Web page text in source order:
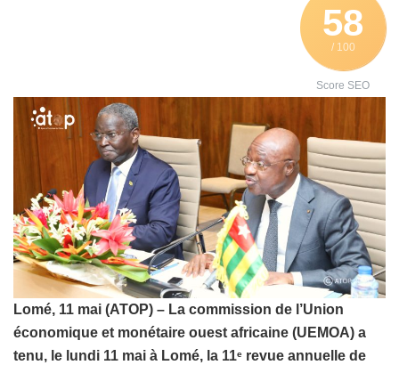
58
/ 100
Score SEO
Lomé, 11 mai (ATOP) – La commission de l’Union
économique et monétaire ouest africaine (UEMOA) a
tenu, le lundi 11 mai à Lomé, la 11e revue annuelle de